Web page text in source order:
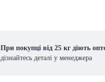
При покупці від 25 кг діють
дізнайтесь деталі у менеджера